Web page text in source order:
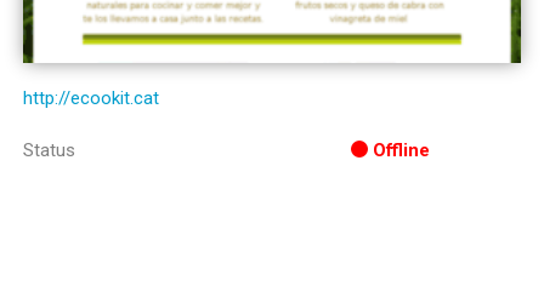
http://ecookit.cat
Status Offline